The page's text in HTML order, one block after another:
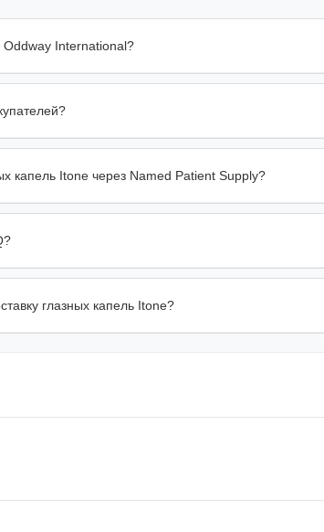
Oddway International?
капель Itone через Named Patient Supply?
глазных капель Itone?